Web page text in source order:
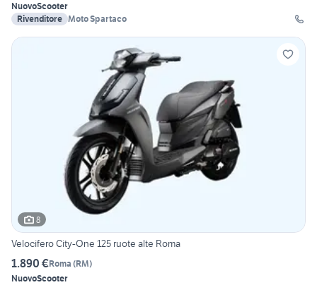
NuovoScooter
Rivenditore Moto Spartaco
8
Velocifero City-One 125 ruote alte Roma
1.890 €Roma (RM)
NuovoScooter